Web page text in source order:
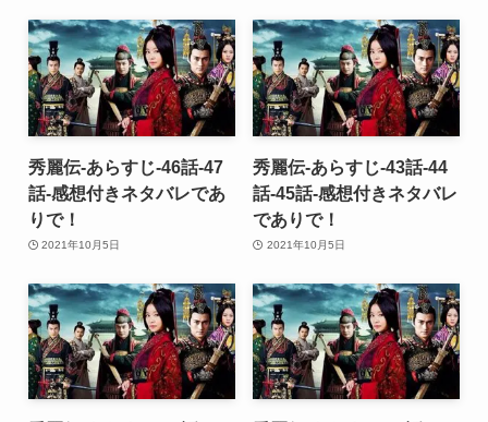
秀麗伝-あらすじ-46話-47
話-感想付きネタバレであ
りで！
2021年10月5日
秀麗伝-あらすじ-43話-44
話-45話-感想付きネタバレ
でありで！
2021年10月5日